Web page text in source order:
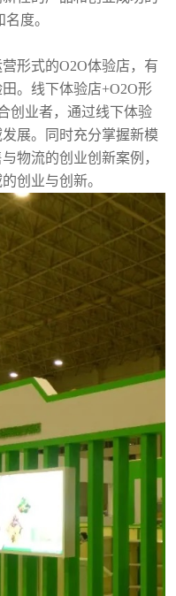
度。
形式的O2O体验店，有
。线下体验店+O2O形
创业者，通过线下体验
展。
同时充分掌握新模
与物流的创业创新案例，
创业与创新。